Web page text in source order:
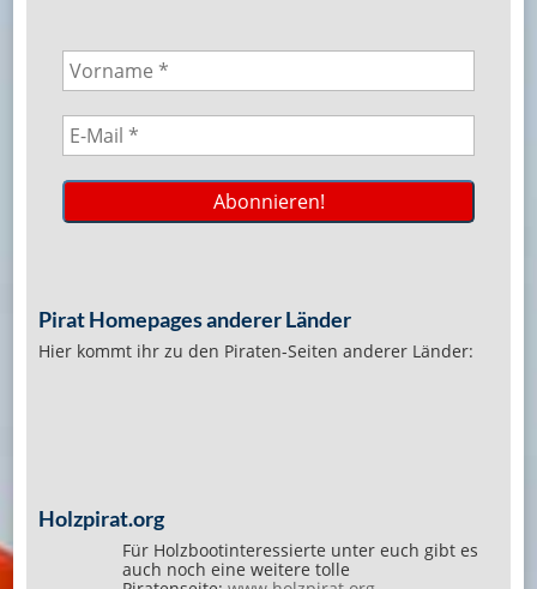
Pirat Homepages anderer Länder
Hier kommt ihr zu den Piraten-Seiten anderer Länder:
Holzpirat.org
Für Holzbootinteressierte unter euch gibt es
auch noch eine weitere tolle